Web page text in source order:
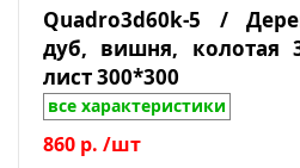
Quadro3d60k-5 /
дуб, вишня, колотая
лист 300*300
все характеристики
860 р. /шт